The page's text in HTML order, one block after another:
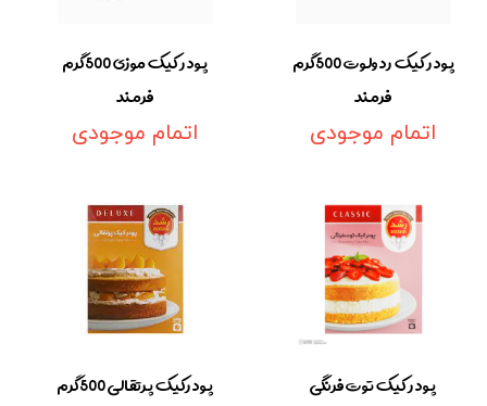
پودر کیک ردولوت 500گرم
فرمند
اتمام موجودی
پودر کیک موزی 500گرم
فرمند
اتمام موجودی
پودر کیک توت فرنگی
پودرکیک پرتقالی 500گرم